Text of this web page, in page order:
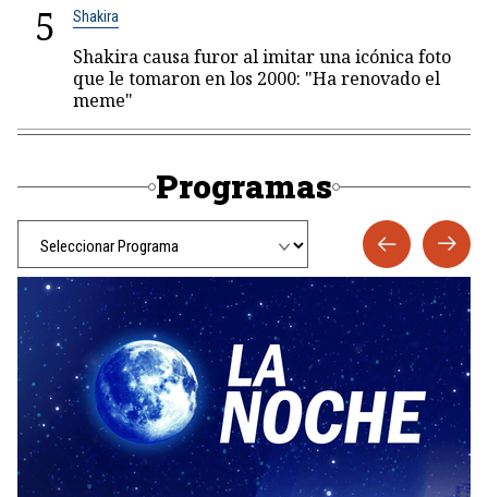
5 Shakira
Shakira causa furor al imitar una icónica foto
que le tomaron en los 2000: "Ha renovado el
meme"
Programas